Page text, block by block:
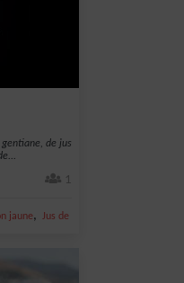
de jus
1
jaune, Jus de pomme